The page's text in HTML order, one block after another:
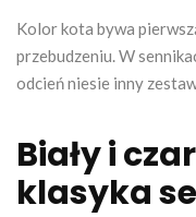
Kolor kota bywa
przebudzeniu. W
odcień niesie inny
Biały i
klasyka